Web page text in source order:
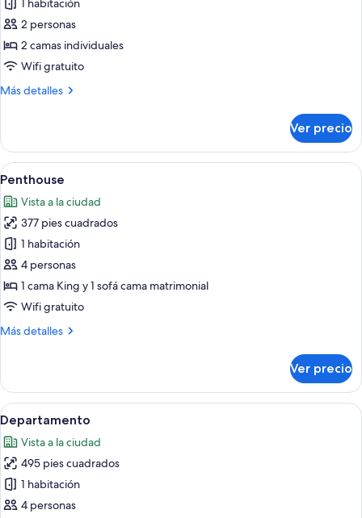
fotos
de
Twin
1 habitación
2 personas
2 camas individuales
Wifi gratuito
Más detalles
Más
Ver precio
Abrir
todas
las
fotos
de
Penthouse
Una habitación de hotel moderna
9
Penthouse
Vista a la ciudad
377 pies cuadrados
1 habitación
4 personas
1 cama King y 1 sofá cama matrimonial
Wifi gratuito
Más detalles
Más
Ver precio
Abrir
todas
las
fotos
de
Departamento
Un dormitorio ordenado con una
6
Departamento
Vista a la ciudad
495 pies cuadrados
1 habitación
4 personas